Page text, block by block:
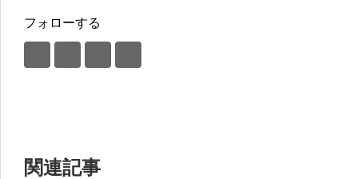
フォローする
関連記事